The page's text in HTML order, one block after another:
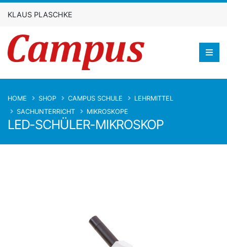
KLAUS PLASCHKE
LED-SCHÜLER-MIKROSKOP
HOME SHOP CAMPUS SCHULE
LEHRMITTEL
SACHUNTERRICHT
MIKROSKOPE